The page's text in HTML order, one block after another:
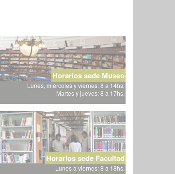
Horarios sede Museo
Lunes, miércoles y viernes: 8 a 14hs.
Martes y jueves: 8 a 17hs.
Horarios sede Facultad
Lunes a viernes: 8 a 18hs.